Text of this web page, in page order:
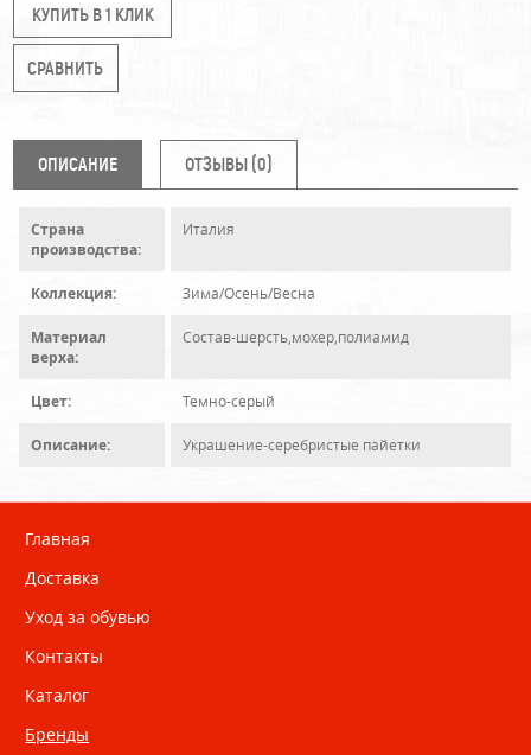
КУПИТЬ В 1 КЛИК
ОПИСАНИЕ ОТЗЫВЫ (0)
Страна
производства:
Италия
Коллекция: Зима/Осень/Весна
Материал
верха:
Состав-шерсть,мохер,полиамид
Цвет: Темно-серый
Описание: Украшение-серебристые пайетки
Главная
Доставка
Уход за обувью
Контакты
Каталог
Бренды